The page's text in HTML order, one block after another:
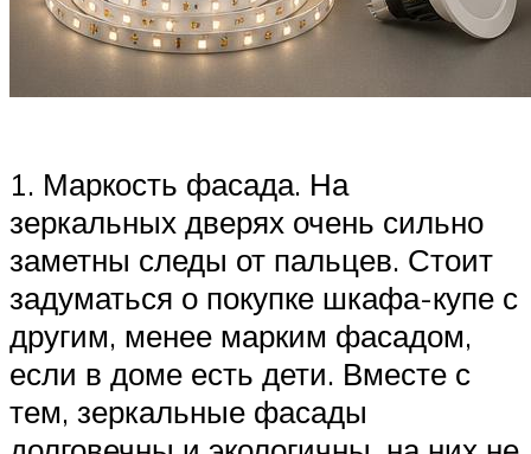
1. Маркость фасада. На
зеркальных дверях очень сильно
заметны следы от пальцев. Стоит
задуматься о покупке шкафа-купе с
другим, менее марким фасадом,
если в доме есть дети. Вместе с
тем, зеркальные фасады